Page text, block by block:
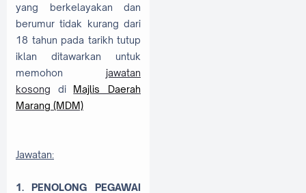
yang berkelayakan dan
berumur tidak kurang dari
18 tahun pada tarikh tutup
iklan ditawarkan untuk
memohon jawatan
kosong di Majlis Daerah
Marang (MDM)
Jawatan:
1. PENOLONG PEGAWAI